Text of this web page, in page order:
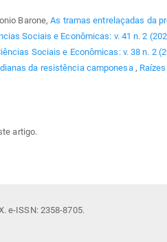
Barone,As tramas entrelaçadas da
Sociais e Econômicas: v. 41 n. 2
Sociais e Econômicas: v. 38 n. 2
da resistência camponesa ,
artigo.
e-ISSN: 2358-8705.